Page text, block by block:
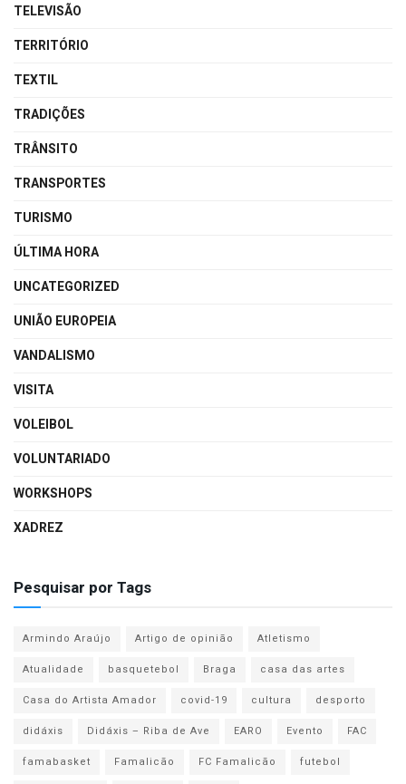
TELEVISÃO
TERRITÓRIO
TEXTIL
TRADIÇÕES
TRÂNSITO
TRANSPORTES
TURISMO
ÚLTIMA HORA
UNCATEGORIZED
UNIÃO EUROPEIA
VANDALISMO
VISITA
VOLEIBOL
VOLUNTARIADO
WORKSHOPS
XADREZ
Pesquisar por Tags
Armindo Araújo Artigo de opinião
Atletismo
Atualidade
basquetebol Braga
casa das artes
Casa do Artista Amador
covid-19 cultura
desporto
didáxis
Didáxis – Riba de Ave EARO Evento
FAC
famabasket
Famalicão FC Famalicão
futebol